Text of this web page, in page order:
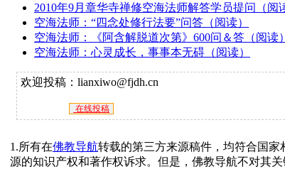
2010年9月章华寺禅修空海法师解答学员提问（阅
空海法师：“四念处修行法要”问答（阅读）
空海法师：《阿含解脱道次第》600问＆答（阅读）
空海法师：心灵成长，事事本无碍（阅读）
欢迎投稿：lianxiwo@fjdh.cn
在线投稿
1.所有在佛教导航转载的第三方来源稿件，均符合国家
源的知识产权和著作权诉求。但是，佛教导航不对其